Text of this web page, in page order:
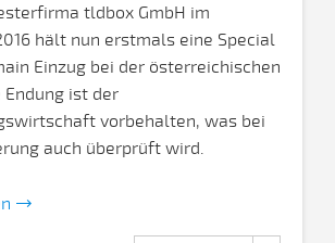
tldbox GmbH im
hält nun erstmals eine Special
Einzug bei der österreichischen
Endung ist der
vorbehalten, was bei
auch überprüft wird.